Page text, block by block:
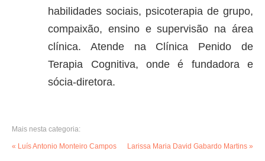
habilidades sociais, psicoterapia de grupo,
compaixão, ensino e supervisão na área
clínica. Atende na Clínica Penido de
Terapia Cognitiva, onde é fundadora e
sócia-diretora.
Mais nesta categoria:
« Luís Antonio Monteiro Campos Larissa Maria David Gabardo Martins »